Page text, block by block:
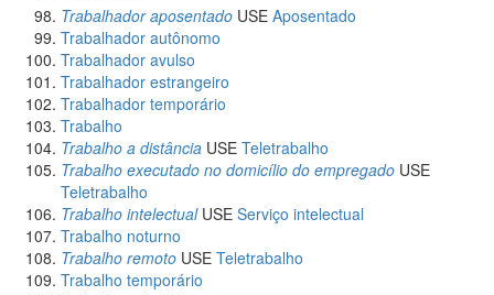
Trabalhador aposentado USE Aposentado
Trabalhador autônomo
Trabalhador avulso
Trabalhador estrangeiro
Trabalhador temporário
Trabalho
Trabalho a distância USE Teletrabalho
Trabalho executado no domicílio do empregado USE
Teletrabalho
Trabalho intelectualUSE Serviço intelectual
Trabalho noturno
Trabalho remoto USE Teletrabalho
Trabalho temporário